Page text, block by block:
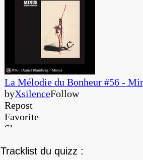
Tracklist du quizz :